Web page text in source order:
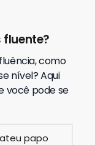
fluente?
como
nível?Aqui
você pode se
papo